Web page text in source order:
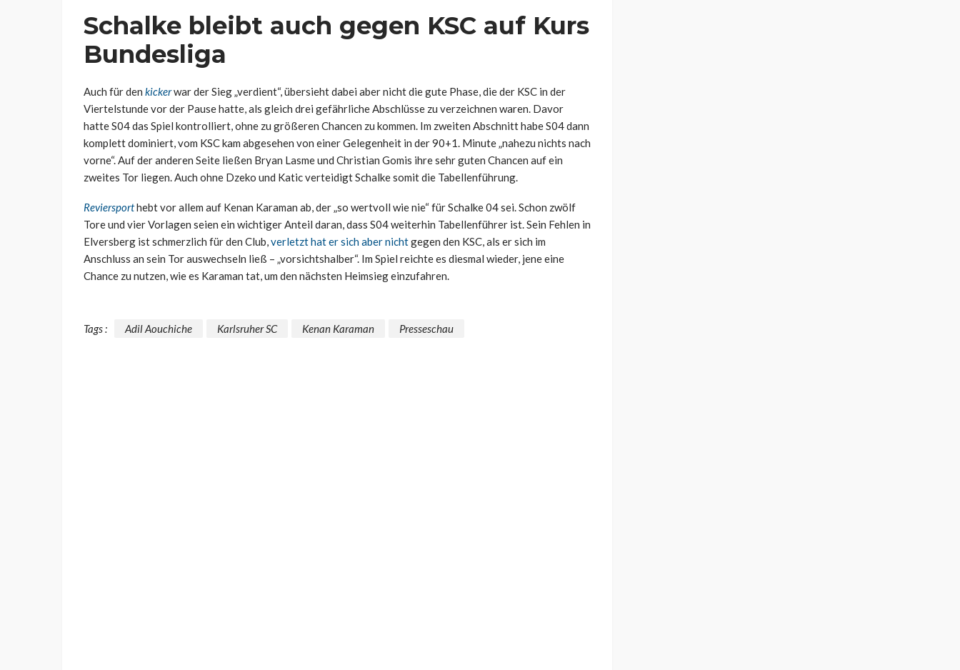
Schalke bleibt auch gegen KSC auf Kurs
Bundesliga
Auch für den kickerwar der Sieg „verdient“, übersieht dabei aber nicht die gute Phase, die der KSC in der
Viertelstunde vor der Pause hatte, als gleich drei gefährliche Abschlüsse zu verzeichnen waren. Davor
hatte S04 das Spiel kontrolliert, ohne zu größeren Chancen zu kommen. Im zweiten Abschnitt habe S04 dann
komplett dominiert, vom KSC kam abgesehen von einer Gelegenheit in der 90+1. Minute „nahezu nichts nach
vorne“. Auf der anderen Seite ließen Bryan Lasme und Christian Gomis ihre sehr guten Chancen auf ein
zweites Tor liegen. Auch ohne Dzeko und Katic verteidigt Schalke somit die Tabellenführung.
Reviersporthebt vor allem auf Kenan Karaman ab, der „so wertvoll wie nie“ für Schalke 04 sei. Schon zwölf
Tore und vier Vorlagen seien ein wichtiger Anteil daran, dass S04 weiterhin Tabellenführer ist. Sein Fehlen in
Elversberg ist schmerzlich für den Club,verletzt hat er sich aber nichtgegen den KSC, als er sich im
Anschluss an sein Tor auswechseln ließ – „vorsichtshalber“. Im Spiel reichte es diesmal wieder, jene eine
Chance zu nutzen, wie es Karaman tat, um den nächsten Heimsieg einzufahren.
Tags : Adil Aouchiche Karlsruher SC Kenan Karaman Presseschau